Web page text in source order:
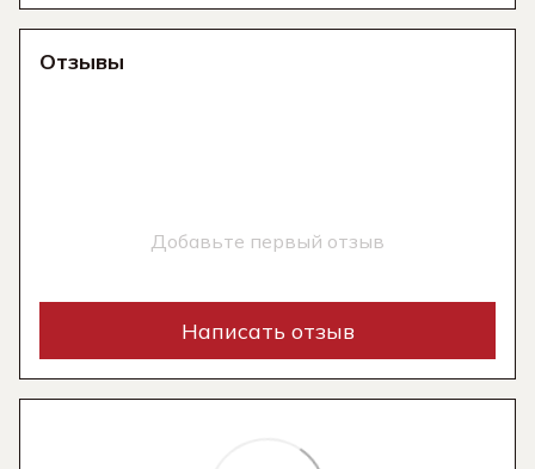
Отзывы
Добавьте первый отзыв
Написать отзыв